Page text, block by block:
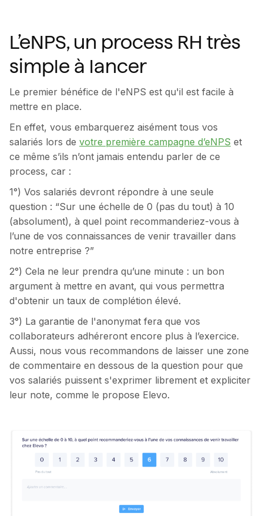
L’eNPS, un process RH très
simple à lancer
Le premier bénéfice de l'eNPS est qu'il est facile à
mettre en place.
En effet, vous embarquerez aisément tous vos
salariés lors de votre première campagne d’eNPS et
ce même s’ils n’ont jamais entendu parler de ce
process, car :
1°) Vos salariés devront répondre à une seule
question : “Sur une échelle de 0 (pas du tout) à 10
(absolument), à quel point recommanderiez-vous à
l’une de vos connaissances de venir travailler dans
notre entreprise ?”
2°) Cela ne leur prendra qu’une minute : un bon
argument à mettre en avant, qui vous permettra
d'obtenir un taux de complétion élevé.
3°) La garantie de l'anonymat fera que vos
collaborateurs adhéreront encore plus à l’exercice.
Aussi, nous vous recommandons de laisser une zone
de commentaire en dessous de la question pour que
vos salariés puissent s'exprimer librement et expliciter
leur note, comme le propose Elevo.